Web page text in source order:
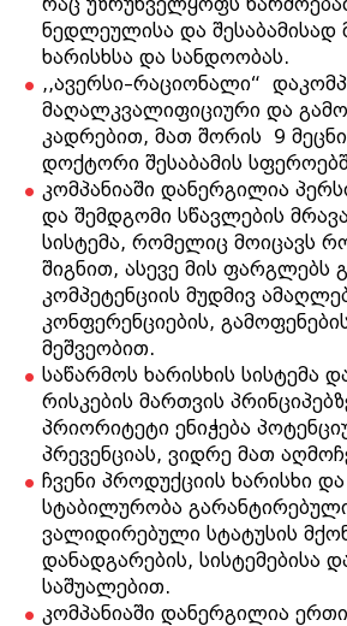
ნედლეულისა და შესაბამისად
ხარისხსა და სანდოობას.
,,ავერსი–რაციონალი“
მაღალკვალიფიციური და
კადრებით, მათ შორის 9
დოქტორი შესაბამის
კომპანიაში დანერგილია
და შემდგომი სწავლების
სისტემა, რომელიც მოიცავს
შიგნით, ასევე მის ფარგლებს
კომპეტენციის მუდმივ
კონფერენციების,
მეშვეობით.
საწარმოს ხარისხის სისტემა
რისკების მართვის
პრიორიტეტი ენიჭება
პრევენციას, ვიდრე მათ
ჩვენი პროდუქციის ხარისხი
სტაბილურობა
ვალიდირებული სტატუსის
დანადგარების, სისტემებისა
საშუალებით.
კომპანიაში დანერგილია